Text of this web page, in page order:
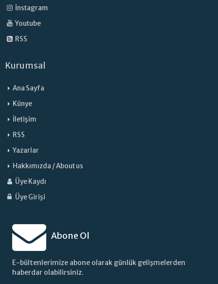
İnstagram
Youtube
RSS
Kurumsal
Ana Sayfa
Künye
İletişim
RSS
Yazarlar
Hakkımızda / About us
Üye Kaydı
Üye Girişi
Abone Ol
E-bültenlerimize abone olarak günlük gelişmelerden
haberdar olabilirsiniz.